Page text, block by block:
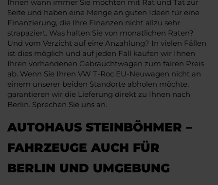
Ihnen wann immer Sie möchten mit Rat und Tat zur
Seite und haben eine Menge an guten Ideen für eine
Finanzierung, die Ihre Finanzen nicht allzu sehr
strapaziert. Was halten Sie von monatlichen Raten?
Und vom Verzicht auf eine Anzahlung? In vielen Fällen
ist dies möglich und auf jeden Fall kaufen wir Ihnen
Ihren vorhandenen Gebrauchtwagen zum fairen Preis
ab. Wenn Sie Ihren VW T-Roc EU-Neuwagen nicht an
einem unserer beiden Standorte abholen möchte,
garantieren wir die Lieferung direkt zu Ihnen nach
Berlin. Sprechen Sie uns an.
AUTOHAUS STEINBÖHMER –
FAHRZEUGE AUCH FÜR
BERLIN UND UMGEBUNG